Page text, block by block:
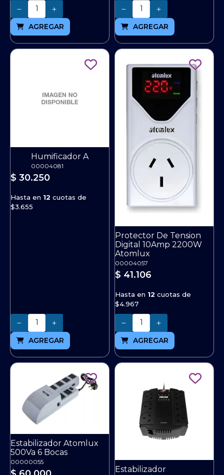
Cantidad
AGREGAR
Cantidad
AGREGAR
Humificador A
00004081
$ 30.250
Hasta en 12 cuotas de
$3.655
Cantidad
AGREGAR
Protector De Tension
Digital 10Amp 2200W
Atomlux
00004057
$ 41.106
Hasta en 12 cuotas de
$4.967
Cantidad
AGREGAR
Estabilizador Atomlux
500Va 6 Bocas
00000055
Estabilizador